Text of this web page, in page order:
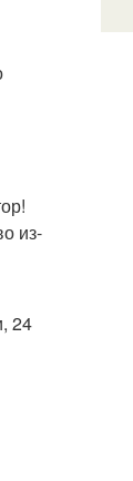
из-
24